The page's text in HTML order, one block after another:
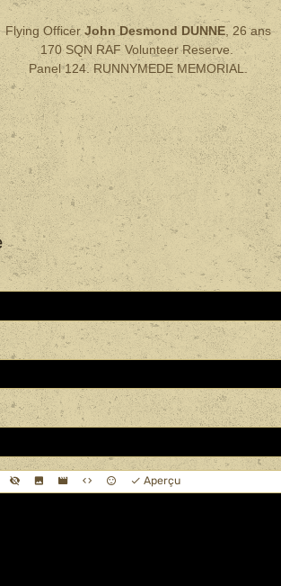
Flying OfficerJohn Desmond DUNNE, 26 ans
170 SQN RAF Volunteer Reserve.
Panel 124. RUNNYMEDE MEMORIAL.
Aperçu